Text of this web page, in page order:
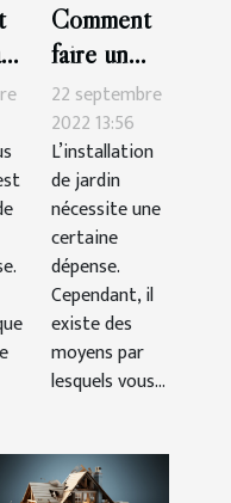
Comment
faire un
beau jardin
pas cher ?
22 septembre
2022 13:56
L’installation
de jardin
nécessite une
certaine
dépense.
Cependant, il
existe des
moyens par
lesquels vous...